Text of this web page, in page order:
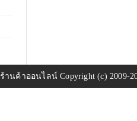
ร้านค้าออนไลน์Copyright (c) 2009-